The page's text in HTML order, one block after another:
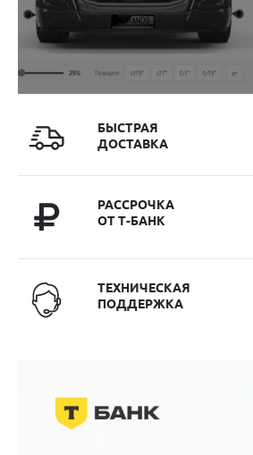
БЫСТРАЯ
ДОСТАВКА
РАССРОЧКА
ОТ Т-БАНК
ТЕХНИЧЕСКАЯ
ПОДДЕРЖКА